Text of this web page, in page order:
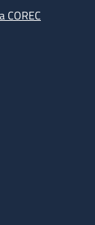
COREC